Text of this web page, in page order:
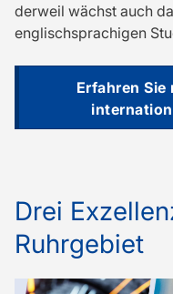
derweil wächst auch
englischsprachigen
Erfahren
Drei
Ruhrgebiet